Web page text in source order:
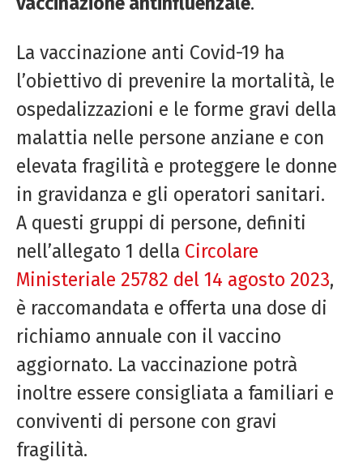
La vaccinazione anti Covid-19 ha
l’obiettivo di prevenire la mortalità, le
ospedalizzazioni e le forme gravi della
malattia nelle persone anziane e con
elevata fragilità e proteggere le donne
in gravidanza e gli operatori sanitari.
A questi gruppi di persone, definiti
nell’allegato 1 della Circolare
Ministeriale 25782 del 14 agosto 2023,
è raccomandata e offerta una dose di
richiamo annuale con il vaccino
aggiornato. La vaccinazione potrà
inoltre essere consigliata a familiari e
conviventi di persone con gravi
fragilità.